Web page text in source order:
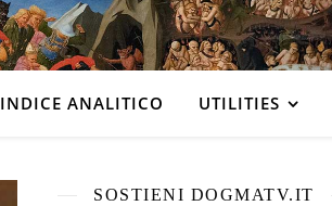
INDICE ANALITICO UTILITIES
SOSTIENI DOGMATV.IT